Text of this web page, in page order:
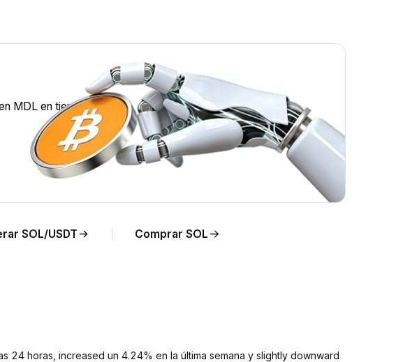
MDL en tiempo
SOL/USDT Comprar SOL
24 horas, increased un 4.24% en la última semana y slightly downward